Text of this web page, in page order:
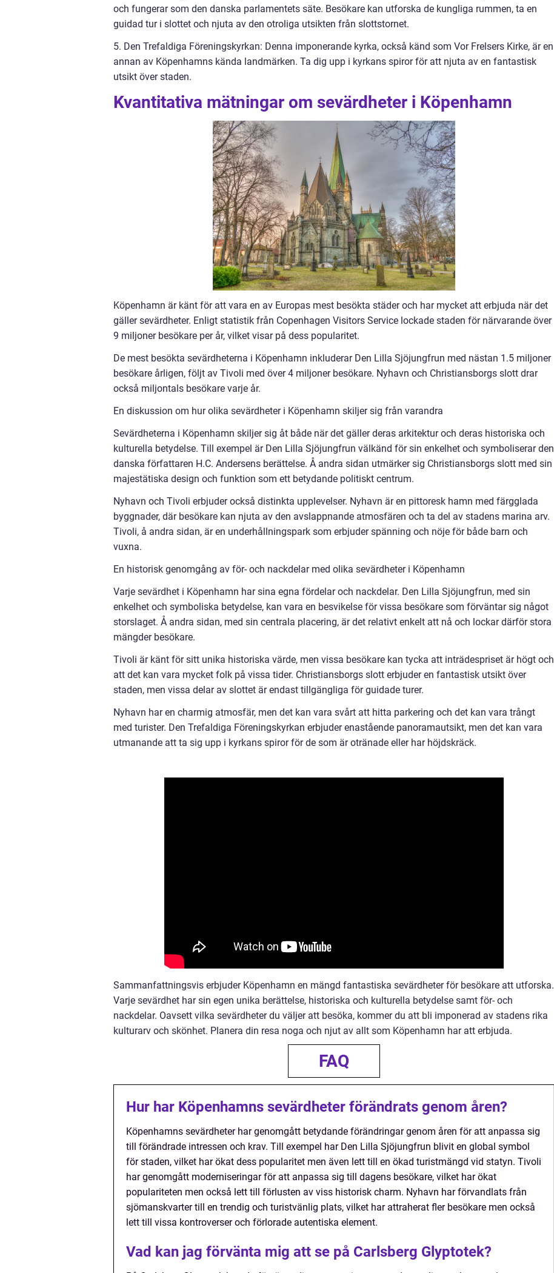
och fungerar som den danska parlamentets säte. Besökare kan utforska de kungliga rummen, ta en
guidad tur i slottet och njuta av den otroliga utsikten från slottstornet.
5. Den Trefaldiga Föreningskyrkan: Denna imponerande kyrka, också känd som Vor Frelsers Kirke, är en
annan av Köpenhamns kända landmärken. Ta dig upp i kyrkans spiror för att njuta av en fantastisk
utsikt över staden.
Kvantitativa mätningar om sevärdheter i Köpenhamn
Köpenhamn är känt för att vara en av Europas mest besökta städer och har mycket att erbjuda när det
gäller sevärdheter. Enligt statistik från Copenhagen Visitors Service lockade staden för närvarande över
9 miljoner besökare per år, vilket visar på dess popularitet.
De mest besökta sevärdheterna i Köpenhamn inkluderar Den Lilla Sjöjungfrun med nästan 1.5 miljoner
besökare årligen, följt av Tivoli med över 4 miljoner besökare. Nyhavn och Christiansborgs slott drar
också miljontals besökare varje år.
En diskussion om hur olika sevärdheter i Köpenhamn skiljer sig från varandra
Sevärdheterna i Köpenhamn skiljer sig åt både när det gäller deras arkitektur och deras historiska och
kulturella betydelse. Till exempel är Den Lilla Sjöjungfrun välkänd för sin enkelhet och symboliserar den
danska författaren H.C. Andersens berättelse. Å andra sidan utmärker sig Christiansborgs slott med sin
majestätiska design och funktion som ett betydande politiskt centrum.
Nyhavn och Tivoli erbjuder också distinkta upplevelser. Nyhavn är en pittoresk hamn med färgglada
byggnader, där besökare kan njuta av den avslappnande atmosfären och ta del av stadens marina arv.
Tivoli, å andra sidan, är en underhållningspark som erbjuder spänning och nöje för både barn och
vuxna.
En historisk genomgång av för- och nackdelar med olika sevärdheter i Köpenhamn
Varje sevärdhet i Köpenhamn har sina egna fördelar och nackdelar. Den Lilla Sjöjungfrun, med sin
enkelhet och symboliska betydelse, kan vara en besvikelse för vissa besökare som förväntar sig något
storslaget. Å andra sidan, med sin centrala placering, är det relativt enkelt att nå och lockar därför stora
mängder besökare.
Tivoli är känt för sitt unika historiska värde, men vissa besökare kan tycka att inträdespriset är högt och
att det kan vara mycket folk på vissa tider. Christiansborgs slott erbjuder en fantastisk utsikt över
staden, men vissa delar av slottet är endast tillgängliga för guidade turer.
Nyhavn har en charmig atmosfär, men det kan vara svårt att hitta parkering och det kan vara trångt
med turister. Den Trefaldiga Föreningskyrkan erbjuder enastående panoramautsikt, men det kan vara
utmanande att ta sig upp i kyrkans spiror för de som är otränade eller har höjdskräck.
Sammanfattningsvis erbjuder Köpenhamn en mängd fantastiska sevärdheter för besökare att utforska.
Varje sevärdhet har sin egen unika berättelse, historiska och kulturella betydelse samt för- och
nackdelar. Oavsett vilka sevärdheter du väljer att besöka, kommer du att bli imponerad av stadens rika
kulturarv och skönhet. Planera din resa noga och njut av allt som Köpenhamn har att erbjuda.
FAQ
Hur har Köpenhamns sevärdheter förändrats genom åren?
Köpenhamns sevärdheter har genomgått betydande förändringar genom åren för att anpassa sig
till förändrade intressen och krav. Till exempel har Den Lilla Sjöjungfrun blivit en global symbol
för staden, vilket har ökat dess popularitet men även lett till en ökad turistmängd vid statyn. Tivoli
har genomgått moderniseringar för att anpassa sig till dagens besökare, vilket har ökat
populariteten men också lett till förlusten av viss historisk charm. Nyhavn har förvandlats från
sjömanskvarter till en trendig och turistvänlig plats, vilket har attraherat fler besökare men också
lett till vissa kontroverser och förlorade autentiska element.
Vad kan jag förvänta mig att se på Carlsberg Glyptotek?